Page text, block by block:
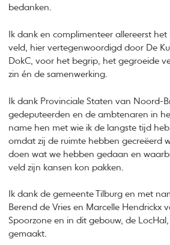
bedanken.
Ik dank en complimenteer allereerst
veld, hier vertegenwoordigd door De
DokC, voor het begrip, het gegroeide
zin én de samenwerking.
Ik dank Provinciale Staten van Noord-
gedeputeerden en de ambtenaren in
name hen met wie ik de langste tijd heb
omdat zij de ruimte hebben gecreëerd
doen wat we hebben gedaan en
veld zijn kansen kon pakken.
Ik dank de gemeente Tilburg en met
Berend de Vries en Marcelle Hendrickx
Spoorzone en in dit gebouw, de
gemaakt.